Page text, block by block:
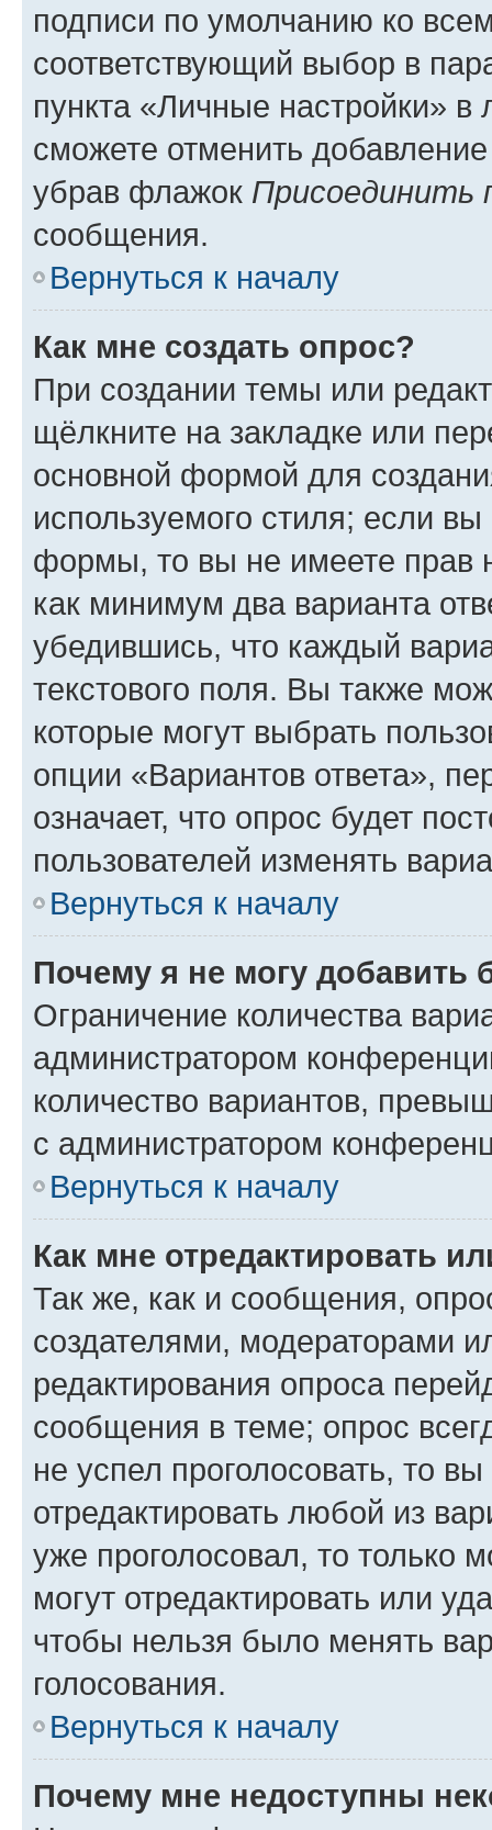
подписи по умолчанию ко
соответствующий выбор в
пункта «Личные настройки»
сможете отменить
убрав флажок Присоединить
сообщения.
Вернуться к началу
Как мне создать опрос?
При создании темы или
щёлкните на закладке или
основной формой для
используемого стиля; если
формы, то вы не имеете прав
как минимум два варианта
убедившись, что каждый
текстового поля. Вы также
которые могут выбрать
опции «Вариантов ответа»,
означает, что опрос будет
пользователей изменять
Вернуться к началу
Почему я не могу добавить
Ограничение количества
администратором
количество вариантов,
с администратором
Вернуться к началу
Как мне отредактировать
Так же, как и сообщения,
создателями, модераторами
редактирования опроса
сообщения в теме; опрос
не успел проголосовать, то
отредактировать любой из
уже проголосовал, то только
могут отредактировать или
чтобы нельзя было менять
голосования.
Вернуться к началу
Почему мне недоступны